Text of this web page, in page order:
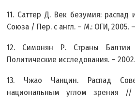
11. Саттер Д. Век безумия: распад
Союза / Пер. с англ. – М.: ОГИ, 2005.
12. Симонян Р. Страны
Политические исследования. –
13. Чжао Чанцин. Распад
национальным углом зрения